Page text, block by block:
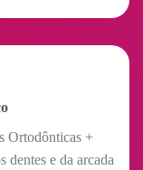
Ortodônticas +
dentes e da arcada